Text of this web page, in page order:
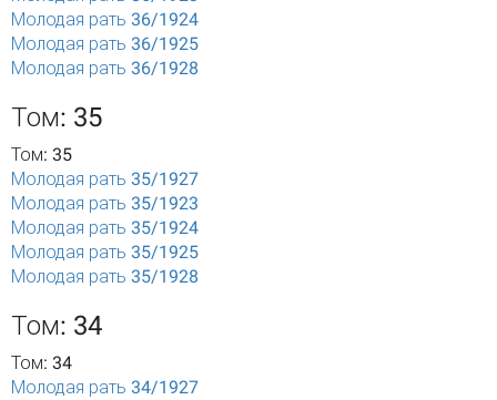
Молодая рать 36/1924
Молодая рать 36/1925
Молодая рать 36/1928
Том: 35
Том: 35
Молодая рать 35/1927
Молодая рать 35/1923
Молодая рать 35/1924
Молодая рать 35/1925
Молодая рать 35/1928
Том: 34
Том: 34
Молодая рать 34/1927